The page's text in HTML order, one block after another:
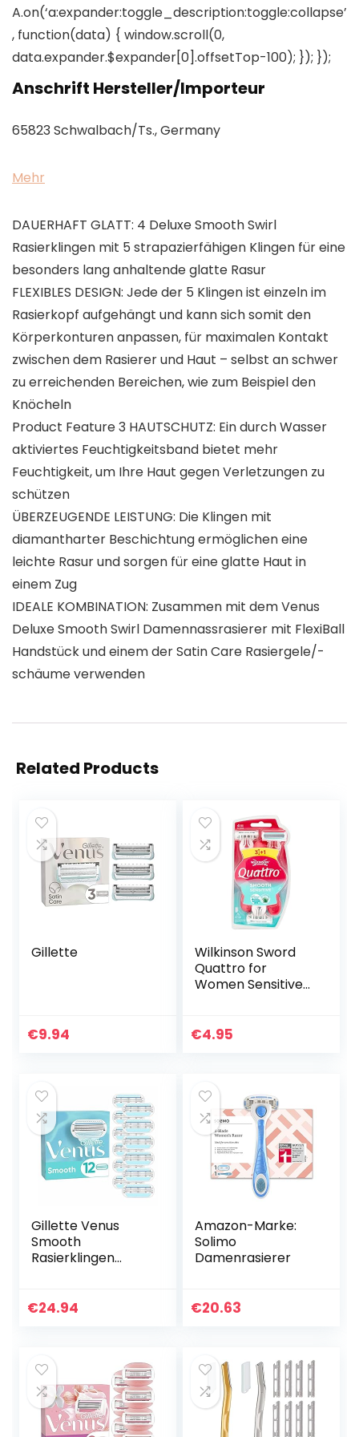
A.on(‘a:expander:toggle_description:toggle:collapse’
, function(data) { window.scroll(0,
data.expander.$expander[0].offsetTop-100); }); });
Anschrift Hersteller/Importeur
65823 Schwalbach/Ts., Germany
Mehr
DAUERHAFT GLATT: 4 Deluxe Smooth Swirl
Rasierklingen mit 5 strapazierfähigen Klingen für eine
besonders lang anhaltende glatte Rasur
FLEXIBLES DESIGN: Jede der 5 Klingen ist einzeln im
Rasierkopf aufgehängt und kann sich somit den
Körperkonturen anpassen, für maximalen Kontakt
zwischen dem Rasierer und Haut – selbst an schwer
zu erreichenden Bereichen, wie zum Beispiel den
Knöcheln
Product Feature 3 HAUTSCHUTZ: Ein durch Wasser
aktiviertes Feuchtigkeitsband bietet mehr
Feuchtigkeit, um Ihre Haut gegen Verletzungen zu
schützen
ÜBERZEUGENDE LEISTUNG: Die Klingen mit
diamantharter Beschichtung ermöglichen eine
leichte Rasur und sorgen für eine glatte Haut in
einem Zug
IDEALE KOMBINATION: Zusammen mit dem Venus
Deluxe Smooth Swirl Damennassrasierer mit FlexiBall
Handstück und einem der Satin Care Rasiergele/-
schäume verwenden
Related Products
Gillette
€9.94
Wilkinson Sword
Quattro for
Women Sensitive
St | 4 Stück (1er
€4.95
Gillette Venus
Smooth
Rasierklingen
Damenrasierer mit
€24.94
Amazon-Marke:
Solimo
Damenrasierer
€20.63